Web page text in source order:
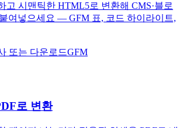
고 시맨틱한 HTML5로 변환해 CMS·블로
여넣으세요 — GFM 표, 코드 하이라이트,
또는 다운로드GFM
로 변환